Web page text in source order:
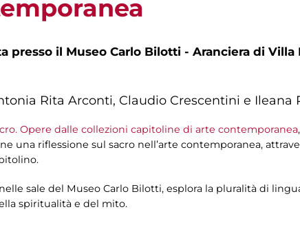
presso il Museo Carlo Bilotti - Aranciera di Villa
Rita Arconti, Claudio Crescentini e Ileana
Opere dalle collezioni capitoline di arte contemporanea
una riflessione sul sacro nell’arte contemporanea,
sale del Museo Carlo Bilotti, esplora la pluralità di
spiritualità e del mito.